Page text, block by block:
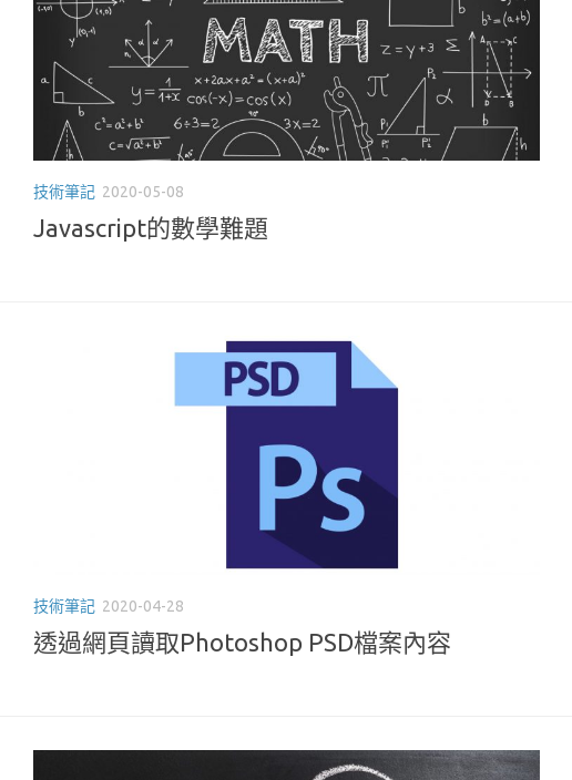
技術筆記 2020-05-08
Javascript的數學難題
技術筆記 2020-04-28
透過網頁讀取Photoshop PSD檔案內容